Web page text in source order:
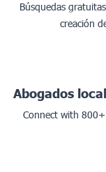
Búsquedas
creación
Abogados
Connect with